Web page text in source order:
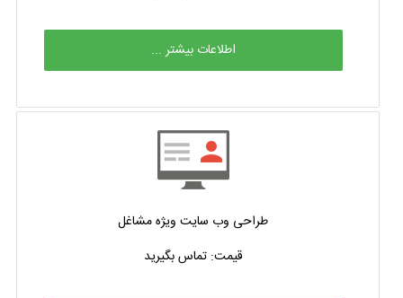
اطلاعات بیشتر ...
طراحی وب سایت ویژه مشاغل
قیمت: تماس بگیرید